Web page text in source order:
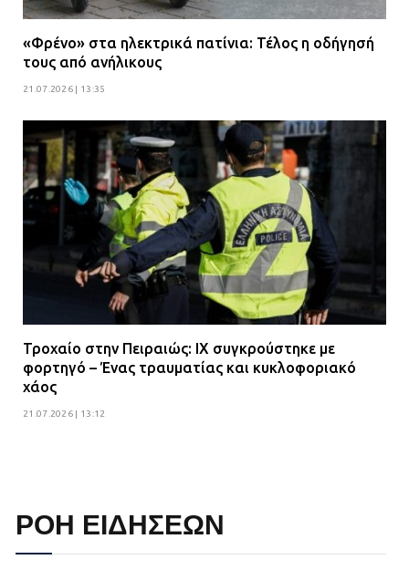
«Φρένο» στα ηλεκτρικά πατίνια: Τέλος η οδήγησή
τους από ανήλικους
21.07.2026 | 13:35
Τροχαίο στην Πειραιώς: ΙΧ συγκρούστηκε με
φορτηγό – Ένας τραυματίας και κυκλοφοριακό
χάος
21.07.2026 | 13:12
ΡΟΗ ΕΙΔΗΣΕΩΝ